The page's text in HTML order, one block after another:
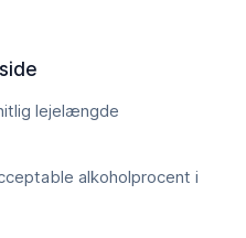
lejelængde
alkoholprocent i